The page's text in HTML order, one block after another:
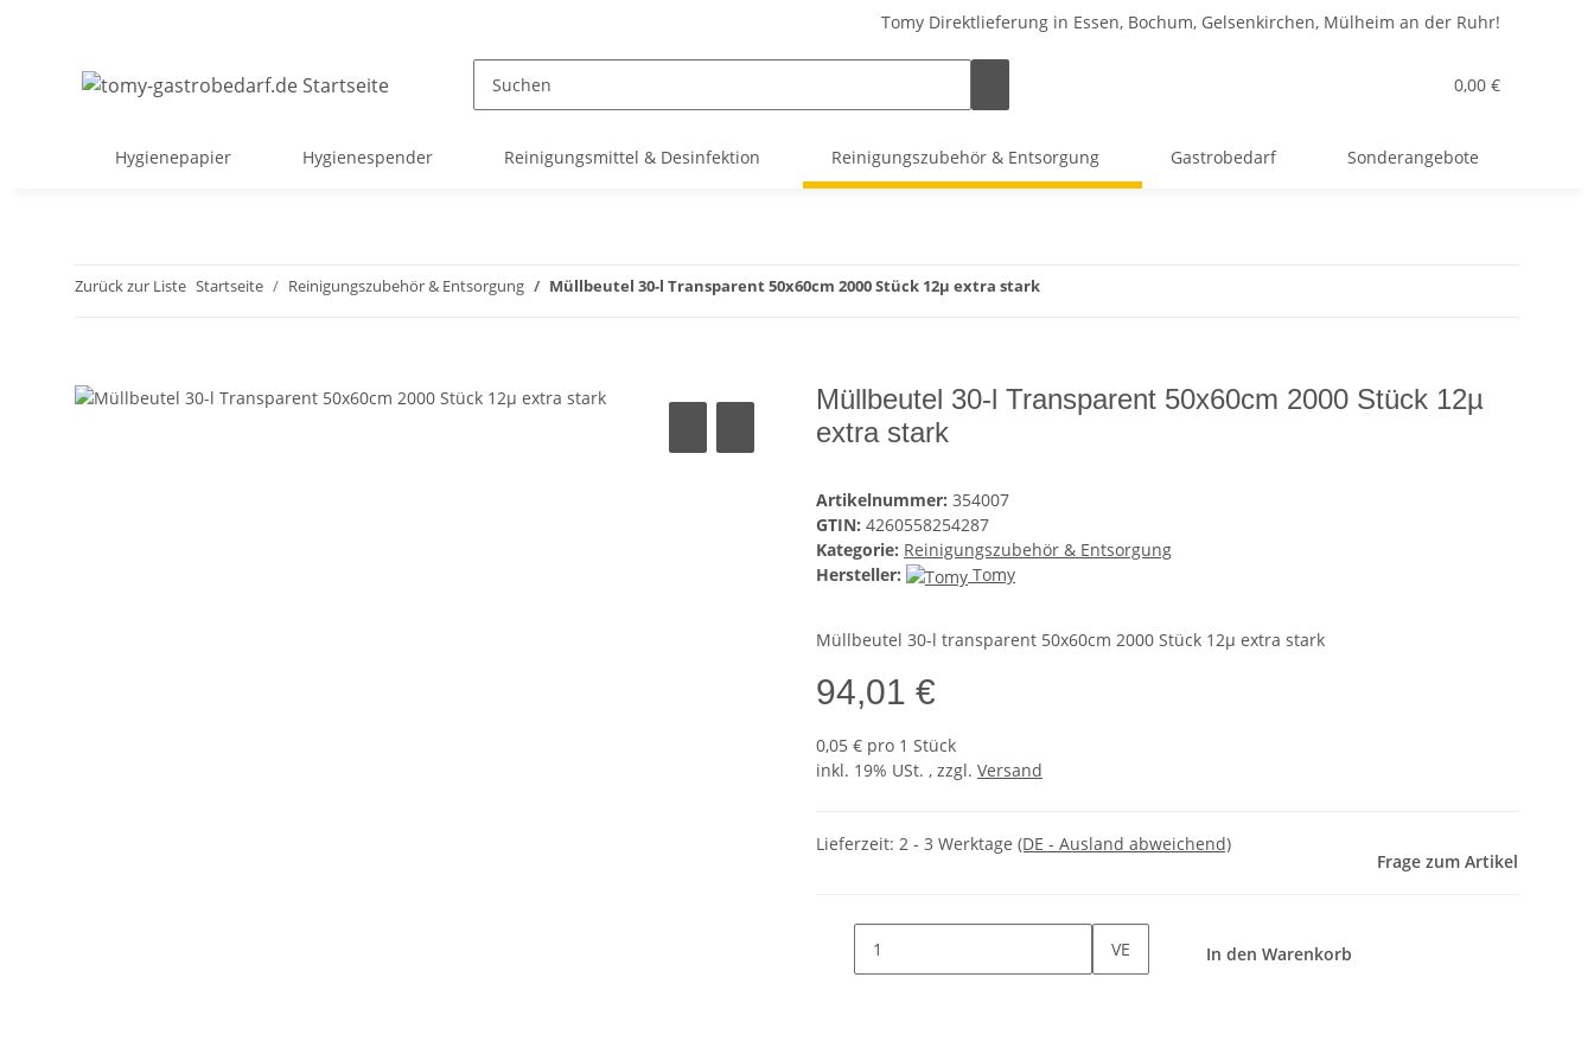
Tomy Direktlieferung in Essen, Bochum, Gelsenkirchen, Mülheim an der Ruhr!
0,00 €
Hygienepapier Hygienespender Reinigungsmittel & Desinfektion Reinigungszubehör & Entsorgung Gastrobedarf Sonderangebote
Zurück zur Liste Startseite Reinigungszubehör & Entsorgung Müllbeutel 30-l Transparent 50x60cm 2000 Stück 12µ extra stark
Müllbeutel 30-l Transparent 50x60cm 2000 Stück 12µ
extra stark
Artikelnummer: 354007
GTIN: 4260558254287
Kategorie: Reinigungszubehör & Entsorgung
Hersteller:
Tomy
Müllbeutel 30-l transparent 50x60cm 2000 Stück 12µ extra stark
94,01 €
0,05 € pro 1 Stück
inkl. 19% USt. , zzgl. Versand
Lieferzeit: 2 - 3 Werktage (DE - Ausland abweichend)
Frage zum Artikel
VE In den Warenkorb